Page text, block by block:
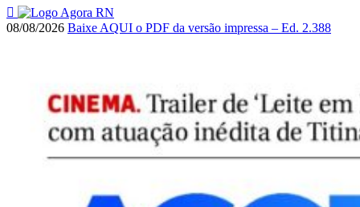
08/08/2026 Baixe AQUI o PDF da versão impressa – Ed. 2.388